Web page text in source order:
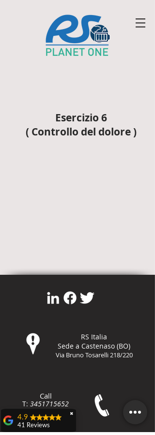
Esercizio 6
( Controllo del dolore )
RS Italia
Sede a Castenaso (BO)
Via Bruno Tosarelli 218/220
Call
T: 3451715652
✖
4.9
41 Reviews